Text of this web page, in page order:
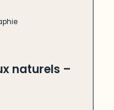
naturels –